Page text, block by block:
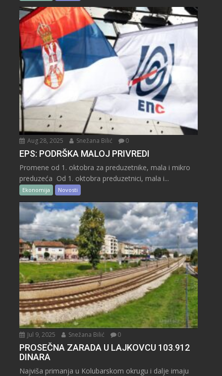
Aug 28, 2025 Snežana Bilić 0
EPS: PODRŠKA MALOJ PRIVREDI
Promene od 1. oktobra za preduzetnike, mala i mikro
preduzeća Od 1. oktobra preduzetnici, mala i...
Ekonomija Novosti
Jul 9, 2025 Snežana Bilić 0
PROSEČNA ZARADA U LAJKOVCU 103.912
DINARA
Najviša primanja u Kolubarskom okrugu i dalje imaju